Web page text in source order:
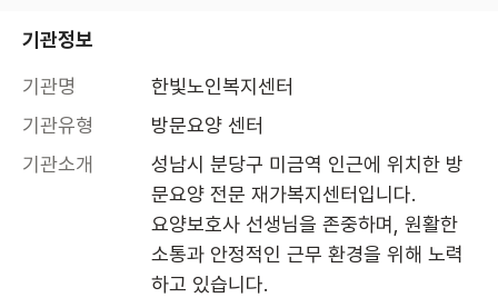
기관정보
기관명
한빛노인복지센터
기관유형
방문요양 센터
기관소개
성남시 분당구 미금역 인근에 위치한 방
문요양 전문 재가복지센터입니다.
요양보호사 선생님을 존중하며, 원활한
소통과 안정적인 근무 환경을 위해 노력
하고 있습니다.